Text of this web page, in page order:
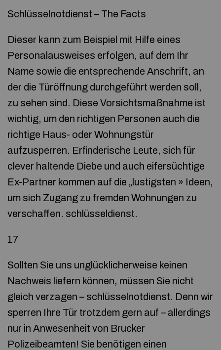
Schlüsselnotdienst – The Facts
Dieser kann zum Beispiel mit Hilfe eines
Personalausweises erfolgen, auf dem Ihr
Name sowie die entsprechende Anschrift, an
der die Türöffnung durchgeführt werden soll,
zu sehen sind. Diese Vorsichtsmaßnahme ist
wichtig, um den richtigen Personen auch die
richtige Haus- oder Wohnungstür
aufzusperren. Erfinderische Leute, sich für
clever haltende Diebe und auch eifersüchtige
Ex-Partner kommen auf die „lustigsten » Ideen,
um sich Zugang zu fremden Wohnungen zu
verschaffen. schlüsseldienst.
17
Sollten Sie uns unglücklicherweise keinen
Nachweis liefern können, müssen Sie nicht
gleich verzagen – schlüsselnotdienst. Denn wir
sperren Ihre Tür trotzdem gern auf – allerdings
nur in Anwesenheit von Brucker
Polizeibeamten! Sie benötigen einen